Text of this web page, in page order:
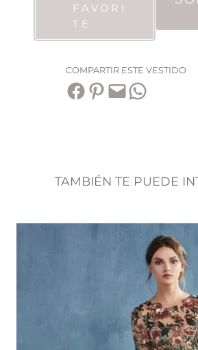
FAVORI
TE
COMPARTIR ESTE VESTIDO
Compartir en Facebook Compartir en Pinterest Envía esta página por correo electrónico Compartir en WhatsApp
TAMBIÉN TE PUEDE